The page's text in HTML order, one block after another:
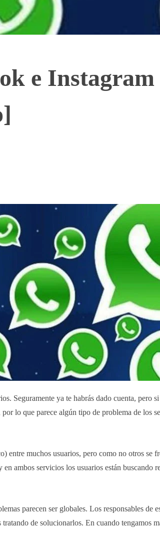
e Instagram
Seguramente ya te habrás dado cuenta, pero
por lo que parece algún tipo de problema de los
entre muchos usuarios, pero como no otros se
ambos servicios los usuarios están buscando
parecen ser globales. Los responsables de
de solucionarlos. En cuando tengamos